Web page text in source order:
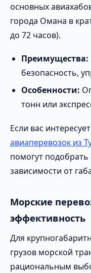
основных
города Омана в
до 72 часов).
Преимущества:
безопасность,
Особенности:
тонн или
Если вас
авиаперевозок из
помогут
зависимости от
Морские
эффективность
Для
грузов морской
рациональным